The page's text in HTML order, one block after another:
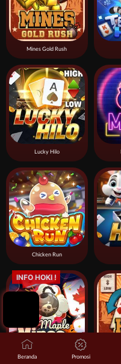
INFO HOKI !
Mines Gold Rush
Lucky Hilo
Chicken Run
Mines Maple
Beranda Promosi